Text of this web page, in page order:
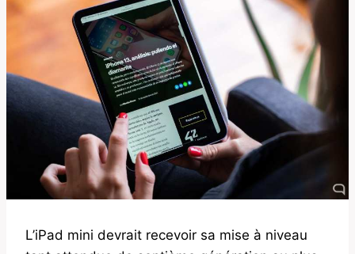
L’iPad mini devrait recevoir sa mise à niveau